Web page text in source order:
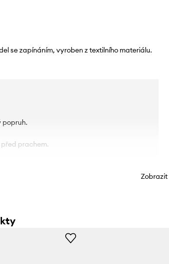
se zapínáním, vyroben z textilního materiálu.
popruh.
prachem.
Zobrazit